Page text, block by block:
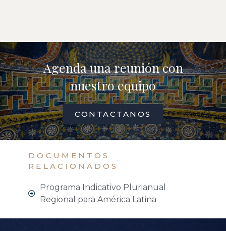
Agenda una reunión con
nuestro equipo
CONTACTANOS
DOCUMENTOS
RELACIONADOS
Programa Indicativo Plurianual
Regional para América Latina